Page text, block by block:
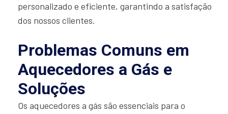
personalizado e eficiente, garantindo a satisfação
dos nossos clientes.
Problemas Comuns em
Aquecedores a Gás e
Soluções
Os aquecedores a gás são essenciais para o